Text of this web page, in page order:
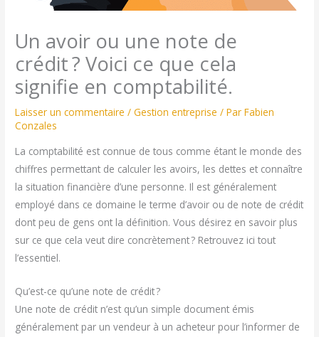
Un avoir ou une note de
crédit ? Voici ce que cela
signifie en comptabilité.
Laisser un commentaire /Gestion entreprise / ParFabien
Conzales
La comptabilité est connue de tous comme étant le monde des
chiffres permettant de calculer les avoirs, les dettes et connaître
la situation financière d’une personne. Il est généralement
employé dans ce domaine le terme d’avoir ou de note de crédit
dont peu de gens ont la définition. Vous désirez en savoir plus
sur ce que cela veut dire concrètement ? Retrouvez ici tout
l’essentiel.
Qu’est-ce qu’une note de crédit ?
Une note de crédit n’est qu’un simple document émis
généralement par un vendeur à un acheteur pour l’informer de